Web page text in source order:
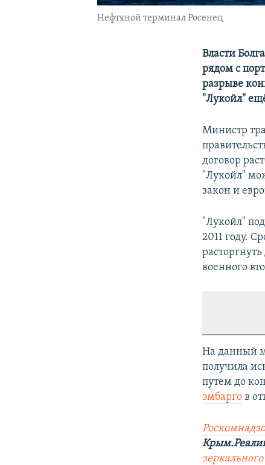
Нефтяной терминал Росенец
Власти
рядом с
разрыве
"Лукойл"
Министр
договор
"Лукойл"
закон и
"Лукойл"
2011 году.
военного
На данный
получила
путем до
эмбарго в